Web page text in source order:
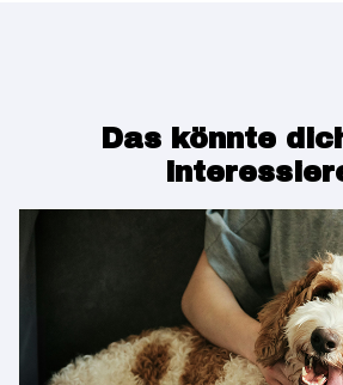
Das könnte